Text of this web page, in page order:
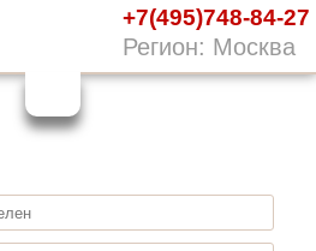
+7(495)748-84-27
Регион: Москва
10%